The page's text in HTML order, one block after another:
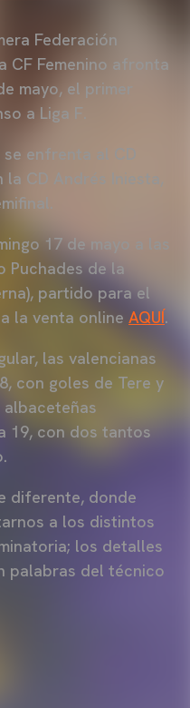
Federación
CF Femenino afronta
mayo, el primer
a Liga F.
enfrenta al CD
CD Andrés Iniesta,
17 de mayo a las
Puchades de la
partido para el
la venta online AQUÍ.
las valencianas
con goles de Tere y
albaceteñas
19, con dos tantos
diferente, donde
a los distintos
los detalles
palabras del técnico